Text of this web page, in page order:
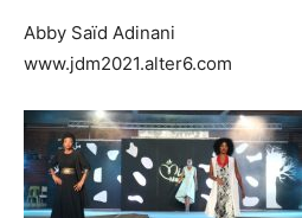
Abby Saïd Adinani
www.jdm2021.alter6.com